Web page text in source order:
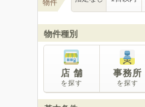
物件
物件種別
店 舗
を探す
事務所
を探す